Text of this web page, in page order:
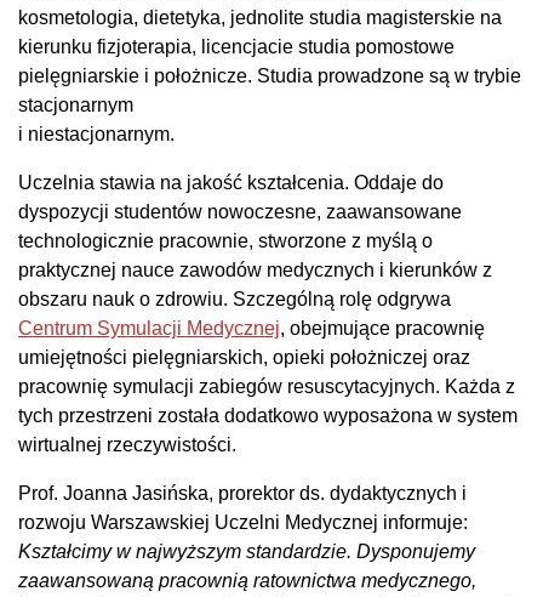
kosmetologia, dietetyka, jednolite studia magisterskie na
kierunku fizjoterapia, licencjacie studia pomostowe
pielęgniarskie i położnicze. Studia prowadzone są w trybie
stacjonarnym
i niestacjonarnym.
Uczelnia stawia na jakość kształcenia. Oddaje do
dyspozycji studentów nowoczesne, zaawansowane
technologicznie pracownie, stworzone z myślą o
praktycznej nauce zawodów medycznych i kierunków z
obszaru nauk o zdrowiu. Szczególną rolę odgrywa
Centrum Symulacji Medycznej, obejmujące pracownię
umiejętności pielęgniarskich, opieki położniczej oraz
pracownię symulacji zabiegów resuscytacyjnych. Każda z
tych przestrzeni została dodatkowo wyposażona w system
wirtualnej rzeczywistości.
Prof. Joanna Jasińska, prorektor ds. dydaktycznych i
rozwoju Warszawskiej Uczelni Medycznej informuje:
Kształcimy w najwyższym standardzie. Dysponujemy
zaawansowaną pracownią ratownictwa medycznego,